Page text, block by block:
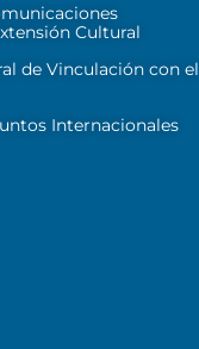
Cultural
de Vinculación con el
Internacionales